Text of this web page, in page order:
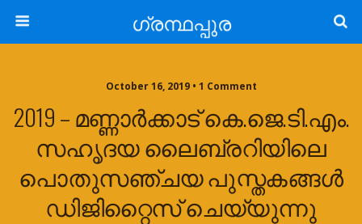
ഗ്രന്ഥപ്പുര
October 16, 2019 • 1 Comment
2019 – മണ്ണാർക്കാട് കെ.ജെ.ടി.എം.
സഹൃദയ ലൈബ്രറിയിലെ
പൊതുസഞ്ചയ പുസ്തകങ്ങൾ
ഡിജിറ്റൈസ് ചെയ്യുന്നു